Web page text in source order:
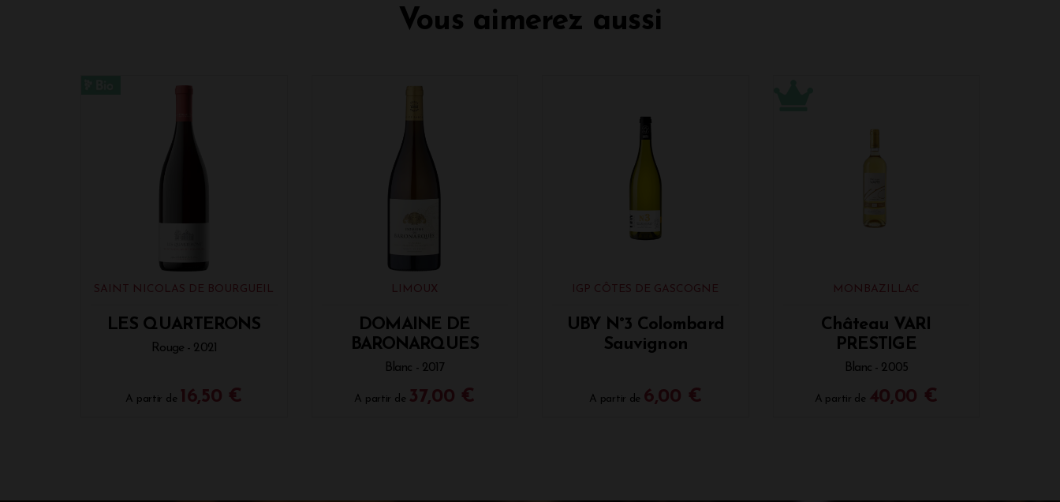
Vous aimerez aussi
SAINT NICOLAS DE BOURGUEIL
LES QUARTERONS
Rouge - 2021
A partir de 16,50 €
LIMOUX
DOMAINE DE
BARONARQUES
Blanc - 2017
A partir de 37,00 €
IGP CÔTES DE GASCOGNE
UBY N°3 Colombard
Sauvignon
A partir de 6,00 €
MONBAZILLAC
Château VARI
PRESTIGE
Blanc - 2005
A partir de 40,00 €